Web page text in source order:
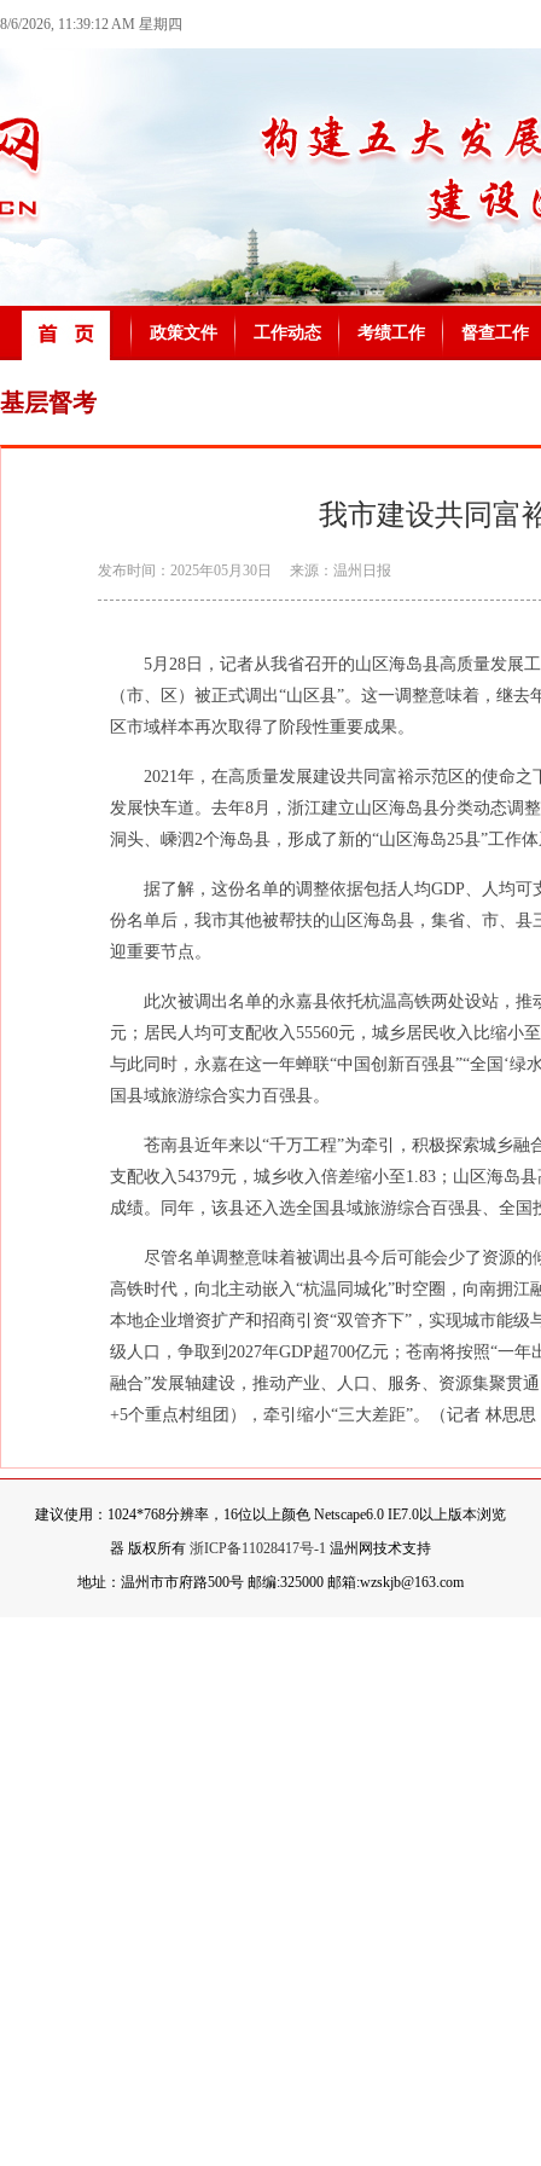
8/6/2026, 11:39:12 AM 星期四
政策文件 工作动态 考绩工作 督查工作
基层督考
我市建设共同富
发布时间：2025年05月30日 来源：温州日报
5月28日，记者从我省召开的山区海岛县高质量发展
（市、区）被正式调出“山区县”。这一调整意味着，继
区市域样本再次取得了阶段性重要成果。
2021年，在高质量发展建设共同富裕示范区的使命
发展快车道。去年8月，浙江建立山区海岛县分类动态调
洞头、嵊泗2个海岛县，形成了新的“山区海岛25县”工作
据了解，这份名单的调整依据包括人均GDP、人均
份名单后，我市其他被帮扶的山区海岛县，集省、市、
迎重要节点。
此次被调出名单的永嘉县依托杭温高铁两处设站，推
元；居民人均可支配收入55560元，城乡居民收入比缩小
与此同时，永嘉在这一年蝉联“中国创新百强县”“全国‘
国县域旅游综合实力百强县。
苍南县近年来以“千万工程”为牵引，积极探索城乡融
支配收入54379元，城乡收入倍差缩小至1.83；山区海岛
成绩。同年，该县还入选全国县域旅游综合百强县、全
尽管名单调整意味着被调出县今后可能会少了资源
高铁时代，向北主动嵌入“杭温同城化”时空圈，向南拥
本地企业增资扩产和招商引资“双管齐下”，实现城市能
级人口，争取到2027年GDP超700亿元；苍南将按照“一
融合”发展轴建设，推动产业、人口、服务、资源集聚贯
+5个重点村组团），牵引缩小“三大差距”。
（记者 林思
建议使用：1024*768分辨率，16位以上颜色 Netscape6.0 IE7.0以上版本浏览
器 版权所有 浙ICP备11028417号-1 温州网技术支持
地址：温州市市府路500号 邮编:325000 邮箱:wzskjb@163.com